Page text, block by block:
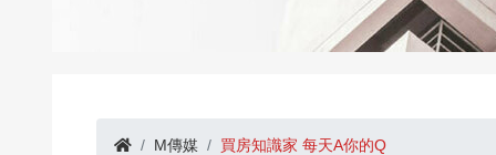
M傳媒 買房知識家 每天A你的Q